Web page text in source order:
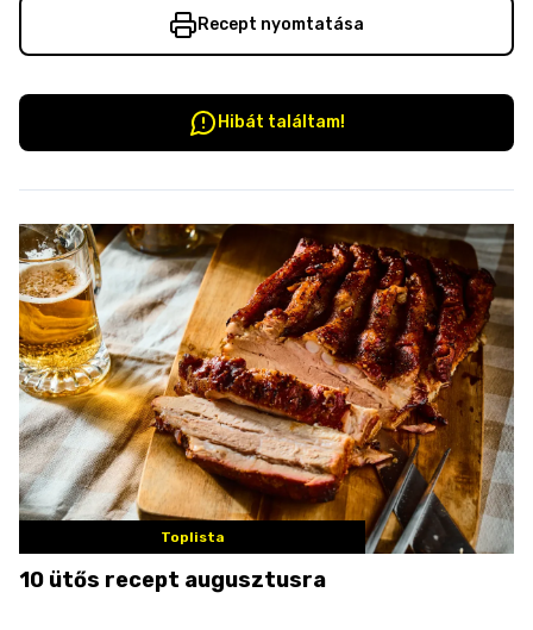
Recept nyomtatása
Hibát találtam!
Toplista
10 ütős recept augusztusra